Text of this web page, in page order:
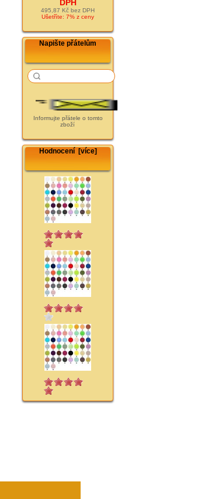
DPH
495,87 Kč bez DPH
Ušetříte: 7% z ceny
Napište přátelům
Informujte přátele o tomto
zboží
Hodnocení [více]